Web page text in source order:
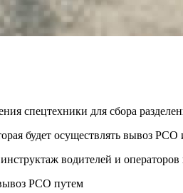
спецтехники для сбора
будет осуществлять вывоз
водителей и
РСО путем